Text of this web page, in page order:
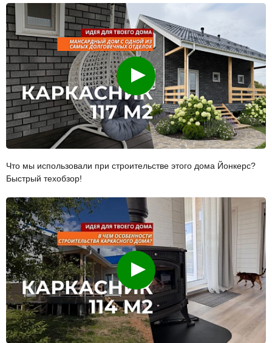
Смотреть
Что мы использовали при строительстве этого дома Йонкерс?
Быстрый техобзор!
Смотреть